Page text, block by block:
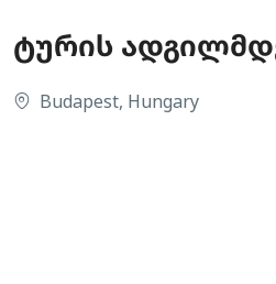
ტურის
Budapest, Hungary